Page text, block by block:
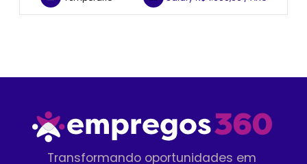
Transformando oportunidades em